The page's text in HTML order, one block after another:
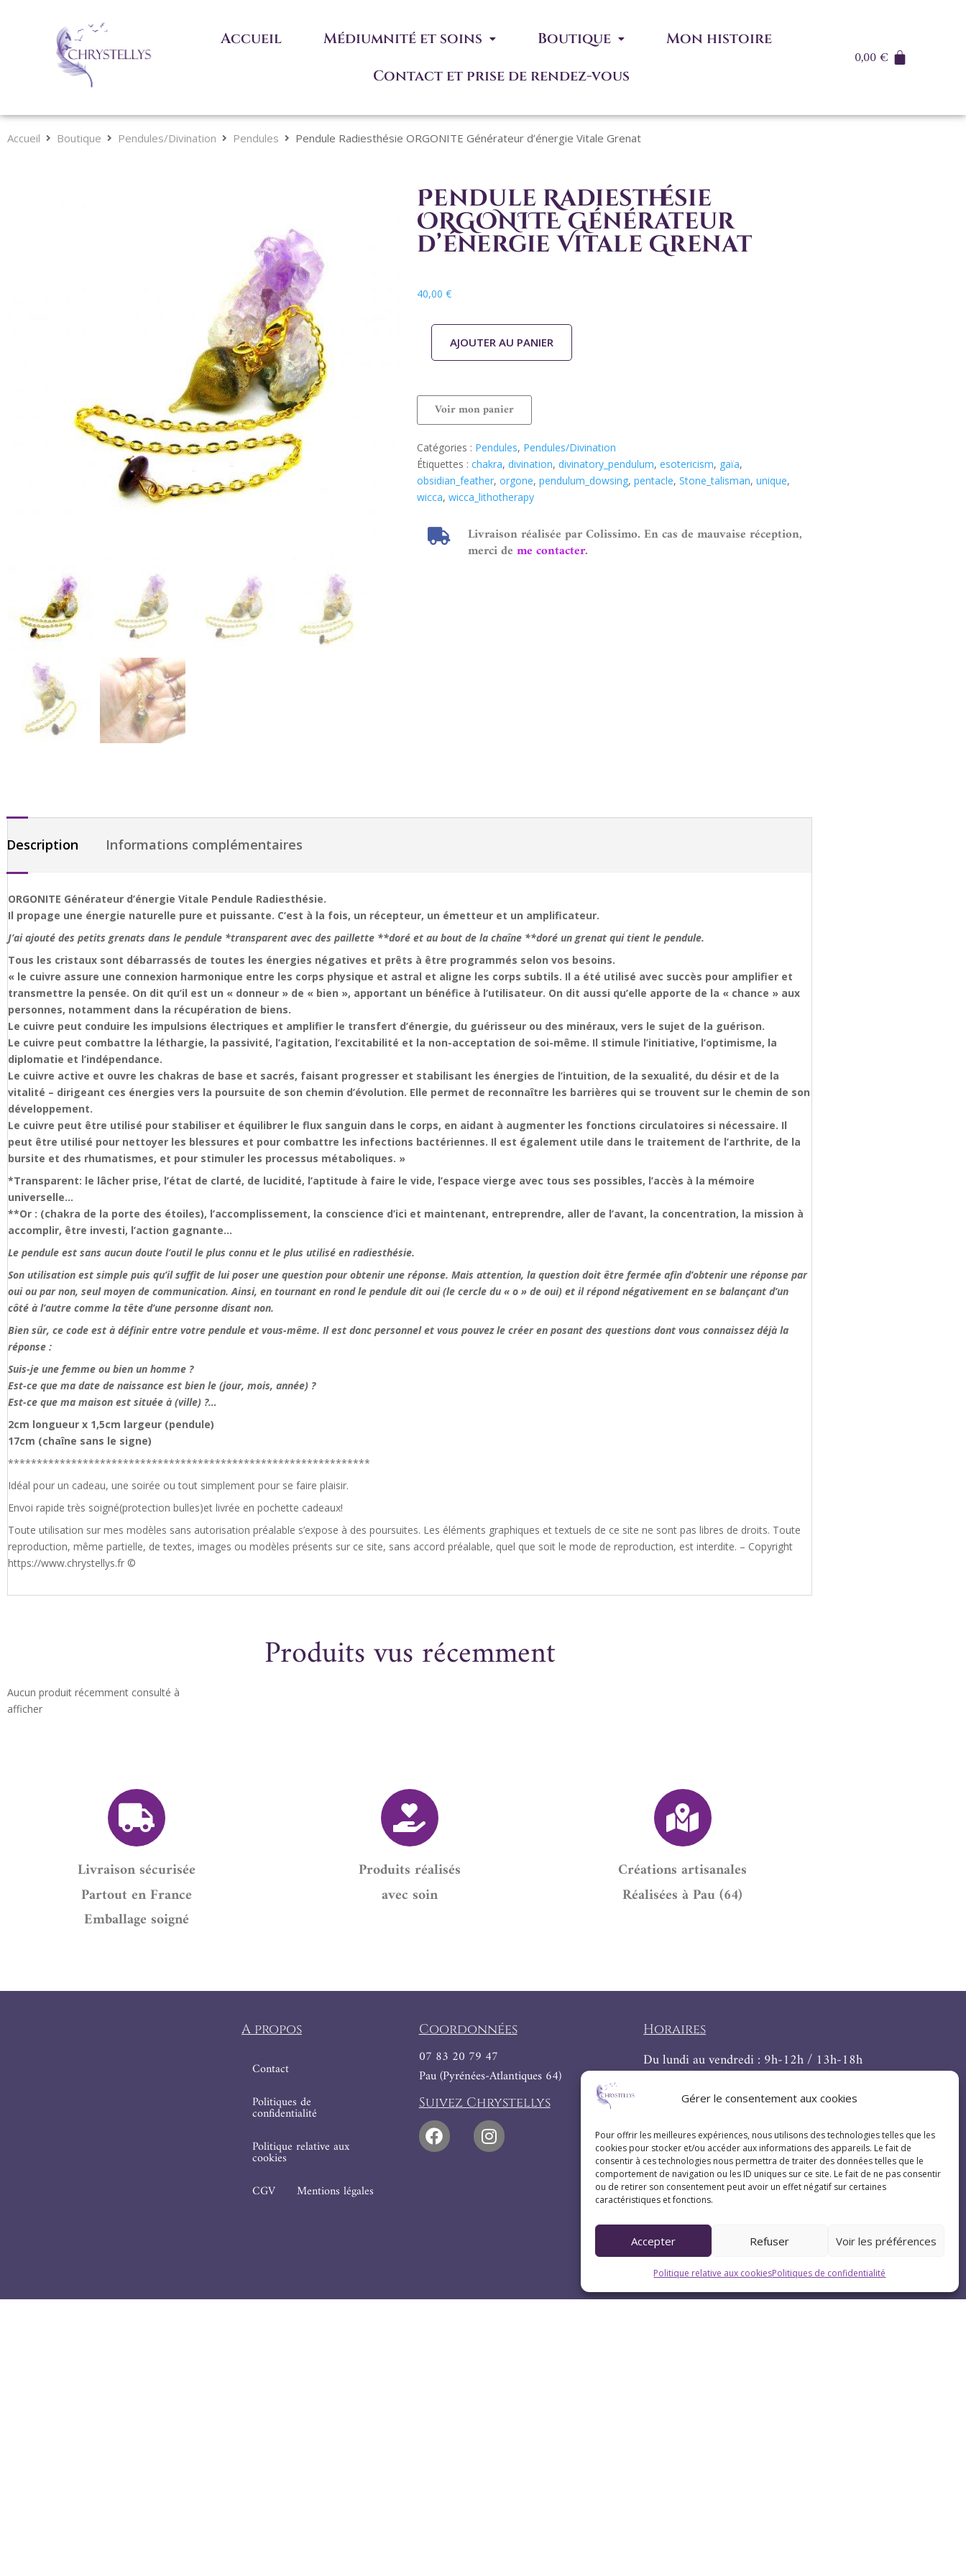
Gérer le consentement aux cookies
Pour offrir les meilleures expériences, nous utilisons des technologies telles que les
cookies pour stocker et/ou accéder aux informations des appareils. Le fait de
consentir à ces technologies nous permettra de traiter des données telles que le
comportement de navigation ou les ID uniques sur ce site. Le fait de ne pas consentir
ou de retirer son consentement peut avoir un effet négatif sur certaines
caractéristiques et fonctions.
Accepter Refuser Voir les préférences
Politique relative aux cookiesPolitiques de confidentialité
Accueil Médiumnité et soins Boutique
Mon histoire
Contact et prise de rendez-vous
0,00€
Accueil Boutique Pendules/Divination Pendules Pendule Radiesthésie ORGONITE Générateur d’énergie Vitale Grenat
Pendule Radiesthésie
ORGONITE Générateur
d’énergie Vitale Grenat
40,00 €
AJOUTER AU PANIER
Voir mon panier
Catégories : Pendules, Pendules/Divination
Étiquettes : chakra, divination, divinatory_pendulum, esotericism, gaïa,
obsidian_feather, orgone, pendulum_dowsing, pentacle, Stone_talisman, unique,
wicca, wicca_lithotherapy
Livraison réalisée par Colissimo. En cas de mauvaise réception,
merci de me contacter.
Description Informations complémentaires
ORGONITE Générateur d’énergie Vitale Pendule Radiesthésie.
Il propage une énergie naturelle pure et puissante. C’est à la fois, un récepteur, un émetteur et un amplificateur.
J’ai ajouté des petits grenats dans le pendule *transparent avec des paillette **doré et au bout de la chaîne **doré un grenat qui tient le pendule.
Tous les cristaux sont débarrassés de toutes les énergies négatives et prêts à être programmés selon vos besoins.
« le cuivre assure une connexion harmonique entre les corps physique et astral et aligne les corps subtils. Il a été utilisé avec succès pour amplifier et
transmettre la pensée. On dit qu’il est un « donneur » de « bien », apportant un bénéfice à l’utilisateur. On dit aussi qu’elle apporte de la « chance » aux
personnes, notamment dans la récupération de biens.
Le cuivre peut conduire les impulsions électriques et amplifier le transfert d’énergie, du guérisseur ou des minéraux, vers le sujet de la guérison.
Le cuivre peut combattre la léthargie, la passivité, l’agitation, l’excitabilité et la non-acceptation de soi-même. Il stimule l’initiative, l’optimisme, la
diplomatie et l’indépendance.
Le cuivre active et ouvre les chakras de base et sacrés, faisant progresser et stabilisant les énergies de l’intuition, de la sexualité, du désir et de la
vitalité – dirigeant ces énergies vers la poursuite de son chemin d’évolution. Elle permet de reconnaître les barrières qui se trouvent sur le chemin de son
développement.
Le cuivre peut être utilisé pour stabiliser et équilibrer le flux sanguin dans le corps, en aidant à augmenter les fonctions circulatoires si nécessaire. Il
peut être utilisé pour nettoyer les blessures et pour combattre les infections bactériennes. Il est également utile dans le traitement de l’arthrite, de la
bursite et des rhumatismes, et pour stimuler les processus métaboliques. »
*Transparent: le lâcher prise, l’état de clarté, de lucidité, l’aptitude à faire le vide, l’espace vierge avec tous ses possibles, l’accès à la mémoire
universelle…
**Or : (chakra de la porte des étoiles), l’accomplissement, la conscience d’ici et maintenant, entreprendre, aller de l’avant, la concentration, la mission à
accomplir, être investi, l’action gagnante…
Le pendule est sans aucun doute l’outil le plus connu et le plus utilisé en radiesthésie.
Son utilisation est simple puis qu’il suffit de lui poser une question pour obtenir une réponse. Mais attention, la question doit être fermée afin d’obtenir une réponse par
oui ou par non, seul moyen de communication. Ainsi, en tournant en rond le pendule dit oui (le cercle du « o » de oui) et il répond négativement en se balançant d’un
côté à l’autre comme la tête d’une personne disant non.
Bien sûr, ce code est à définir entre votre pendule et vous-même. Il est donc personnel et vous pouvez le créer en posant des questions dont vous connaissez déjà la
réponse :
Suis-je une femme ou bien un homme ?
Est-ce que ma date de naissance est bien le (jour, mois, année) ?
Est-ce que ma maison est située à (ville) ?…
2cm longueur x 1,5cm largeur (pendule)
17cm (chaîne sans le signe)
***************************************************************
Idéal pour un cadeau, une soirée ou tout simplement pour se faire plaisir.
Envoi rapide très soigné(protection bulles)et livrée en pochette cadeaux!
Toute utilisation sur mes modèles sans autorisation préalable s’expose à des poursuites. Les éléments graphiques et textuels de ce site ne sont pas libres de droits. Toute
reproduction, même partielle, de textes, images ou modèles présents sur ce site, sans accord préalable, quel que soit le mode de reproduction, est interdite. – Copyright
https://www.chrystellys.fr ©
Produits vus récemment
Aucun produit récemment consulté à
afficher
Livraison sécurisée
Partout en France
Emballage soigné
Produits réalisés
avec soin
Créations artisanales
Réalisées à Pau (64)
A propos
Contact
Politiques de
confidentialité
Politique relative aux
cookies
CGV
Mentions légales
Coordonnées
07 83 20 79 47
Pau (Pyrénées-Atlantiques 64)
Suivez Chrystellys
Horaires
Du lundi au vendredi : 9h-12h / 13h-18h
Le samedi : 9h-12h